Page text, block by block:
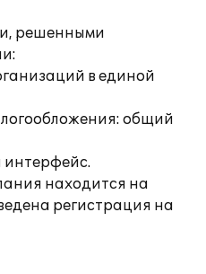
решенными
в единой
общий
находится на
регистрация на